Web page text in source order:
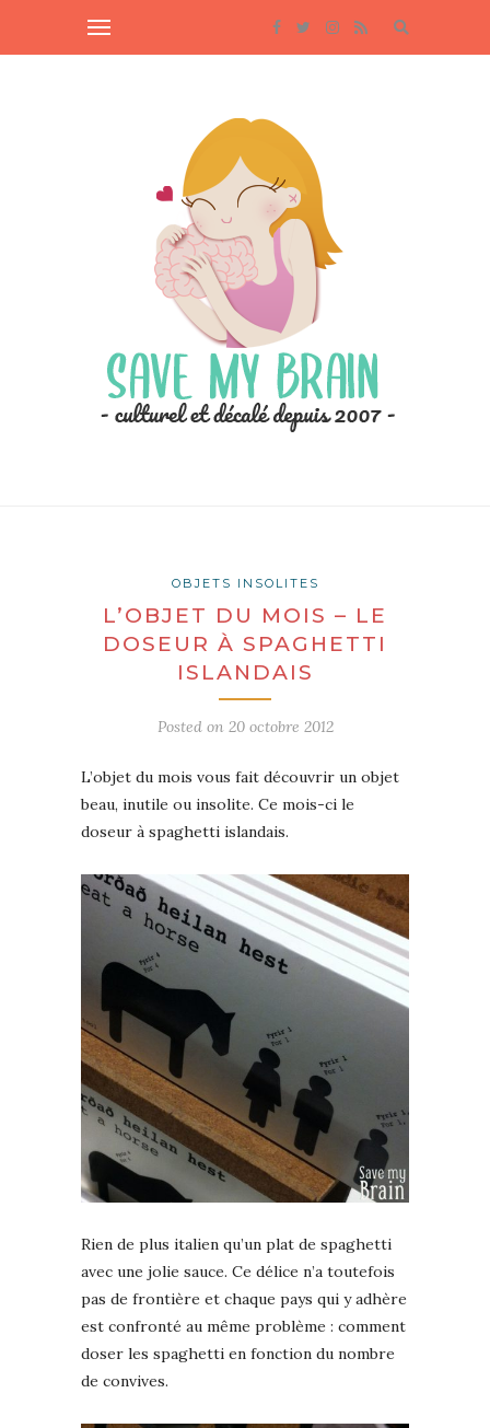
OBJETS INSOLITES
L’OBJET DU MOIS – LE
DOSEUR À SPAGHETTI
ISLANDAIS
Posted on 20 octobre 2012
L’objet du mois vous fait découvrir un objet
beau, inutile ou insolite. Ce mois-ci le
doseur à spaghetti islandais.
Rien de plus italien qu’un plat de spaghetti
avec une jolie sauce. Ce délice n’a toutefois
pas de frontière et chaque pays qui y adhère
est confronté au même problème : comment
doser les spaghetti en fonction du nombre
de convives.